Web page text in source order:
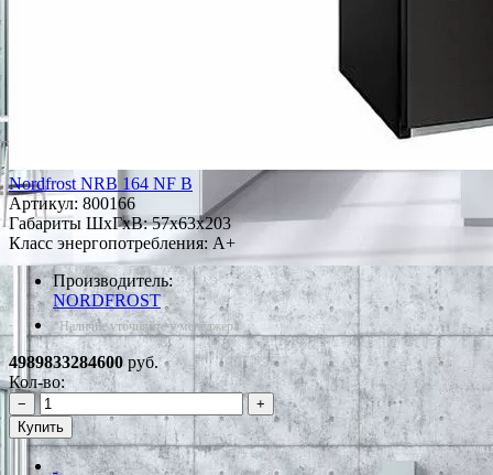
Nordfrost NRB 164 NF B
Артикул: 800166
Габариты ШxГxВ: 57x63x203
Класс энергопотребления: A+
Производитель:
NORDFROST
*Наличие уточняйте у менеджера
4989833284600 руб.
Кол-во:
−
+
Купить